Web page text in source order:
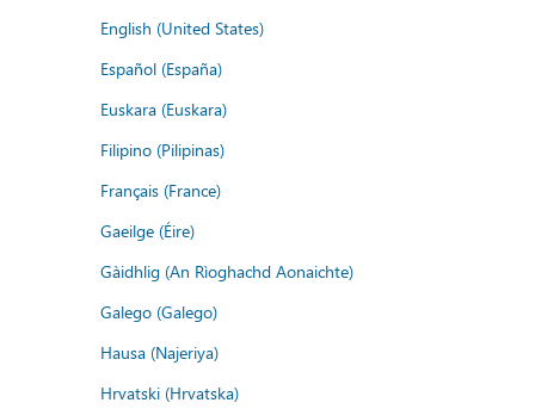
English (United States)
Español (España)
Euskara (Euskara)
Filipino (Pilipinas)
Français (France)
Gaeilge (Éire)
Gàidhlig (An Rìoghachd Aonaichte)
Galego (Galego)
Hausa (Najeriya)
Hrvatski (Hrvatska)